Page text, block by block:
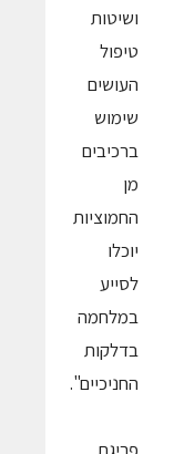
ושיטות
טיפול
העושים
שימוש
ברכיבים
מן
החמוציות
יוכלו
לסייע
במלחמה
בדלקות
החניכיים".